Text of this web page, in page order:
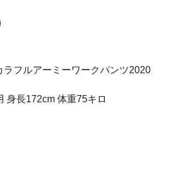
ラフルアーミーワークパンツ2020
身長172cm 体重75キロ